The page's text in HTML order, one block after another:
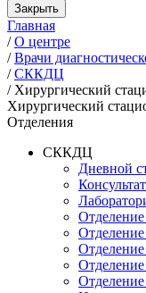
Закрыть
Главная
/ О центре
/ Врачи
/ СККДЦ
/ Хирургический
Хирургический
Отделения
СККДЦ
Дневной
Отделение